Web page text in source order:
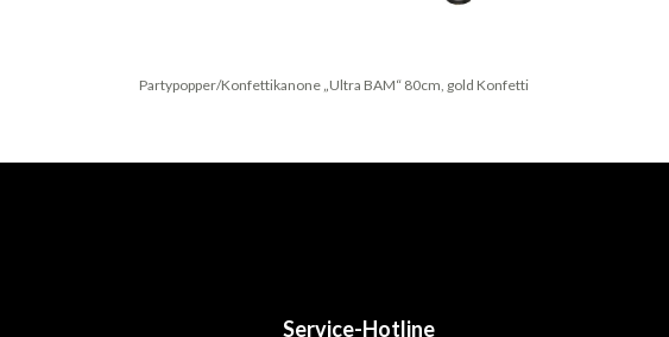
Partypopper/Konfettikanone „Ultra BAM“ 80cm, gold Konfetti
Service-Hotline